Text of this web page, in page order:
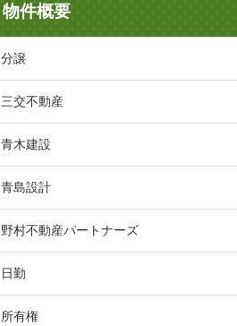
物件概要
分譲
三交不動産
青木建設
青島設計
野村不動産パートナーズ
日勤
所有権